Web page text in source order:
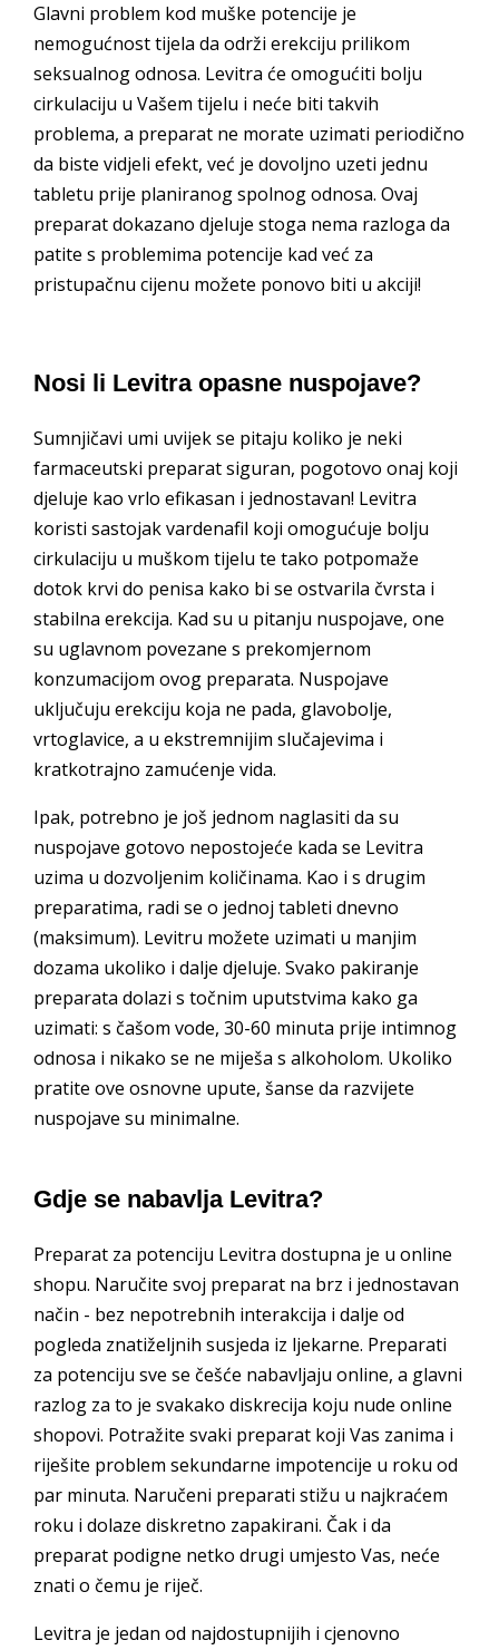
Glavni problem kod muške potencije je
nemogućnost tijela da održi erekciju prilikom
seksualnog odnosa. Levitra će omogućiti bolju
cirkulaciju u Vašem tijelu i neće biti takvih
problema, a preparat ne morate uzimati periodično
da biste vidjeli efekt, već je dovoljno uzeti jednu
tabletu prije planiranog spolnog odnosa. Ovaj
preparat dokazano djeluje stoga nema razloga da
patite s problemima potencije kad već za
pristupačnu cijenu možete ponovo biti u akciji!
Nosi li Levitra opasne nuspojave?
Sumnjičavi umi uvijek se pitaju koliko je neki
farmaceutski preparat siguran, pogotovo onaj koji
djeluje kao vrlo efikasan i jednostavan! Levitra
koristi sastojak vardenafil koji omogućuje bolju
cirkulaciju u muškom tijelu te tako potpomaže
dotok krvi do penisa kako bi se ostvarila čvrsta i
stabilna erekcija. Kad su u pitanju nuspojave, one
su uglavnom povezane s prekomjernom
konzumacijom ovog preparata. Nuspojave
uključuju erekciju koja ne pada, glavobolje,
vrtoglavice, a u ekstremnijim slučajevima i
kratkotrajno zamućenje vida.
Ipak, potrebno je još jednom naglasiti da su
nuspojave gotovo nepostojeće kada se Levitra
uzima u dozvoljenim količinama. Kao i s drugim
preparatima, radi se o jednoj tableti dnevno
(maksimum). Levitru možete uzimati u manjim
dozama ukoliko i dalje djeluje. Svako pakiranje
preparata dolazi s točnim uputstvima kako ga
uzimati: s čašom vode, 30-60 minuta prije intimnog
odnosa i nikako se ne miješa s alkoholom. Ukoliko
pratite ove osnovne upute, šanse da razvijete
nuspojave su minimalne.
Gdje se nabavlja Levitra?
Preparat za potenciju Levitra dostupna je u online
shopu. Naručite svoj preparat na brz i jednostavan
način - bez nepotrebnih interakcija i dalje od
pogleda znatiželjnih susjeda iz ljekarne. Preparati
za potenciju sve se češće nabavljaju online, a glavni
razlog za to je svakako diskrecija koju nude online
shopovi. Potražite svaki preparat koji Vas zanima i
riješite problem sekundarne impotencije u roku od
par minuta. Naručeni preparati stižu u najkraćem
roku i dolaze diskretno zapakirani. Čak i da
preparat podigne netko drugi umjesto Vas, neće
znati o čemu je riječ.
Levitra je jedan od najdostupnijih i cjenovno